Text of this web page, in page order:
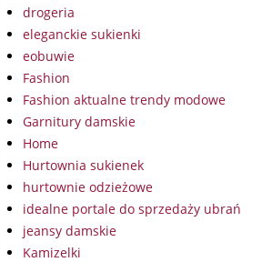
drogeria
eleganckie sukienki
eobuwie
Fashion
Fashion aktualne trendy modowe
Garnitury damskie
Home
Hurtownia sukienek
hurtownie odzieżowe
idealne portale do sprzedaży ubrań
jeansy damskie
Kamizelki